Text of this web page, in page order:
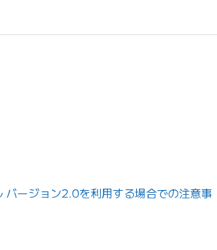
ージョン2.0を利用する場合での注意事